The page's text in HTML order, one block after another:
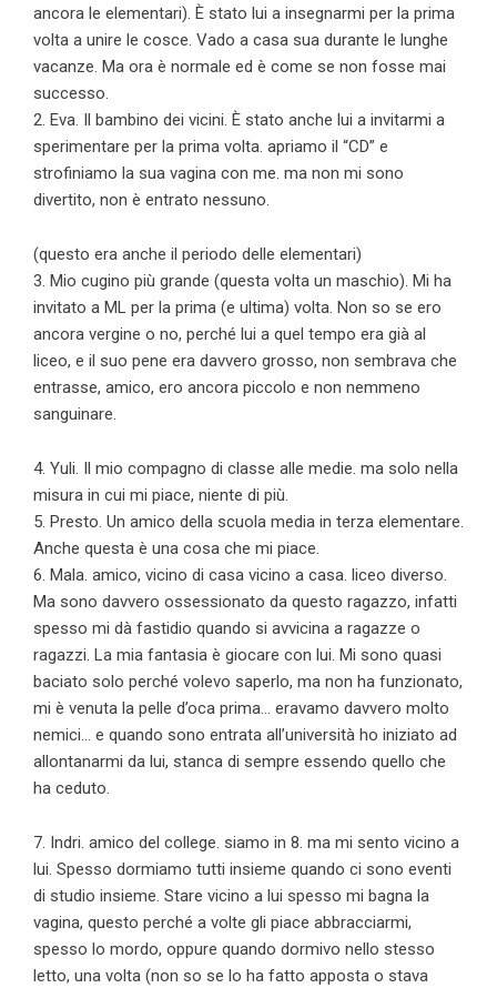
ancora le elementari). È stato lui a insegnarmi per la prima
volta a unire le cosce. Vado a casa sua durante le lunghe
vacanze. Ma ora è normale ed è come se non fosse mai
successo.
2. Eva. Il bambino dei vicini. È stato anche lui a invitarmi a
sperimentare per la prima volta. apriamo il “CD” e
strofiniamo la sua vagina con me. ma non mi sono
divertito, non è entrato nessuno.
(questo era anche il periodo delle elementari)
3. Mio cugino più grande (questa volta un maschio). Mi ha
invitato a ML per la prima (e ultima) volta. Non so se ero
ancora vergine o no, perché lui a quel tempo era già al
liceo, e il suo pene era davvero grosso, non sembrava che
entrasse, amico, ero ancora piccolo e non nemmeno
sanguinare.
4. Yuli. Il mio compagno di classe alle medie. ma solo nella
misura in cui mi piace, niente di più.
5. Presto. Un amico della scuola media in terza elementare.
Anche questa è una cosa che mi piace.
6. Mala. amico, vicino di casa vicino a casa. liceo diverso.
Ma sono davvero ossessionato da questo ragazzo, infatti
spesso mi dà fastidio quando si avvicina a ragazze o
ragazzi. La mia fantasia è giocare con lui. Mi sono quasi
baciato solo perché volevo saperlo, ma non ha funzionato,
mi è venuta la pelle d’oca prima… eravamo davvero molto
nemici… e quando sono entrata all’università ho iniziato ad
allontanarmi da lui, stanca di sempre essendo quello che
ha ceduto.
7. Indri. amico del college. siamo in 8. ma mi sento vicino a
lui. Spesso dormiamo tutti insieme quando ci sono eventi
di studio insieme. Stare vicino a lui spesso mi bagna la
vagina, questo perché a volte gli piace abbracciarmi,
spesso lo mordo, oppure quando dormivo nello stesso
letto, una volta (non so se lo ha fatto apposta o stava